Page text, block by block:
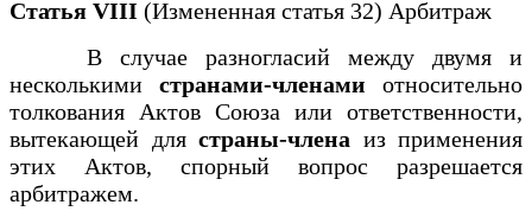
Статья VIII (Измененная статья 32) Арбитраж
В случае разногласий между двумя и
несколькими странами-членами относительно
толкования Актов Союза или ответственности,
вытекающей для страны-члена из применения
этих Актов, спорный вопрос разрешается
арбитражем.